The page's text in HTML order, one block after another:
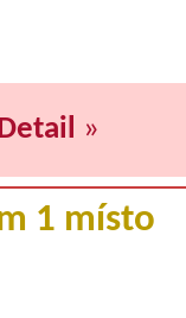
»
1 místo